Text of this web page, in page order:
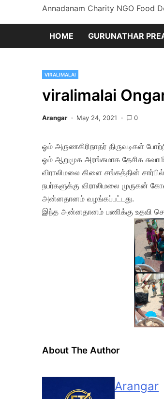
Annadanam Charity NGO Food
HOME GURUNATHAR
VIRALIMALAI
viralimalai
Arangar May 24, 2021 0
ஓம் அருணகிரிநாதர் திருவடிகள்
ஓம் ஆறுமுக அரங்கமாக தேசிக
விராலிமலை கிளை சங்கத்தின்
நபர்களுக்கு விராலிமலை முருகன்
அன்னதானம் வழங்கப்பட்டது.
இந்த அன்னதானம் பணிக்கு உதவி
About The Author
Arangar